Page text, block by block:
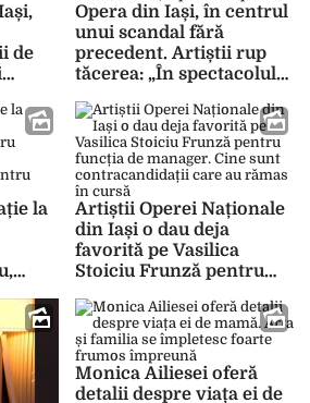
de
Opera din Iași, în centrul
unui scandal fără
precedent. Artiștii rup
tăcerea: „În spectacolul
ansamblu este format
din elevi minori, fapt
inacceptabil”
la
de
Artiștii Operei Naționale
din Iași o dau deja
favorită pe Vasilica
Stoiciu Frunză pentru
sunt contracandidații
care au rămas în cursă
Monica Ailiesei oferă
detalii despre viața ei de